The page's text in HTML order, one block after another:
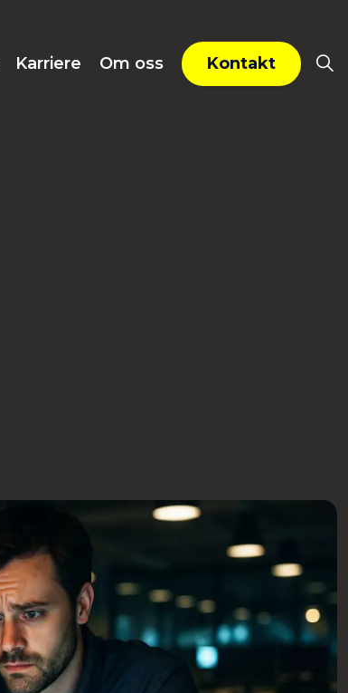
Karriere Om oss Kontakt